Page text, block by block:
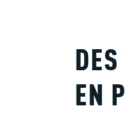
EN